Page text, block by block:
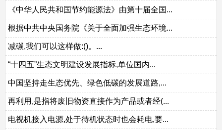
《中华人民共和国节约能源法》由第十届全国...
根据中共中央国务院《关于全面加强生态环境...
减碳,我们可以这样做:()。...
“十四五”生态文明建设发展指标,单位国内...
中国坚持走生态优先、绿色低碳的发展道路,...
再利用,是指将废旧物资直接作为产品或者经(...
电视机接入电源,处于待机状态时也会耗电,要...